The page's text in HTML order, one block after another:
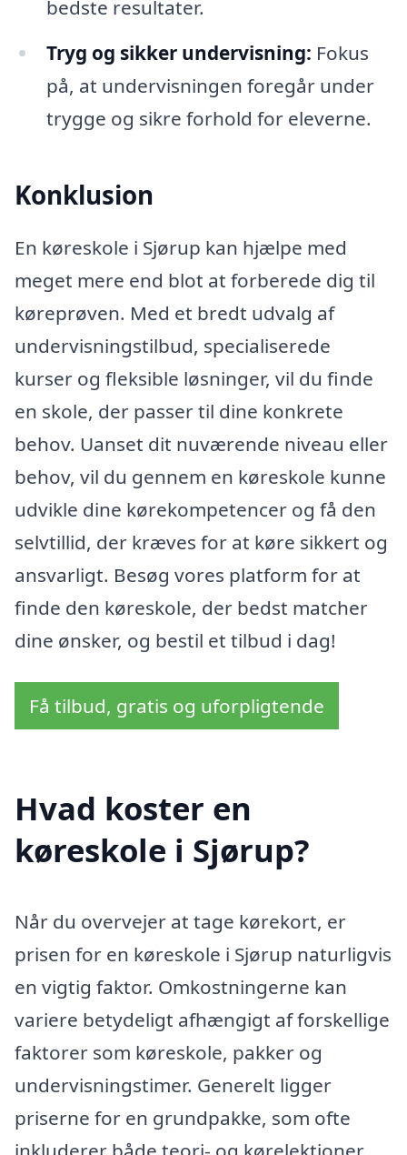
bedste resultater.
Tryg og sikker undervisning: Fokus
på, at undervisningen foregår under
trygge og sikre forhold for eleverne.
Konklusion
En køreskole i Sjørup kan hjælpe med
meget mere end blot at forberede dig til
køreprøven. Med et bredt udvalg af
undervisningstilbud, specialiserede
kurser og fleksible løsninger, vil du finde
en skole, der passer til dine konkrete
behov. Uanset dit nuværende niveau eller
behov, vil du gennem en køreskole kunne
udvikle dine kørekompetencer og få den
selvtillid, der kræves for at køre sikkert og
ansvarligt. Besøg vores platform for at
finde den køreskole, der bedst matcher
dine ønsker, og bestil et tilbud i dag!
Få tilbud, gratis og uforpligtende
Hvad koster en
køreskole i Sjørup?
Når du overvejer at tage kørekort, er
prisen for en køreskole i Sjørup naturligvis
en vigtig faktor. Omkostningerne kan
variere betydeligt afhængigt af forskellige
faktorer som køreskole, pakker og
undervisningstimer. Generelt ligger
priserne for en grundpakke, som ofte